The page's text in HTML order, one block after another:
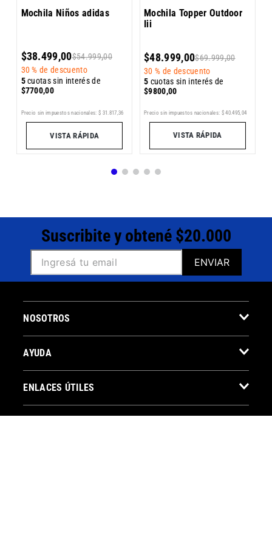
Mochila Niños adidas
$38.499,00$54.999,00
30 % de descuento
5cuotas sin interés de
$7700,00
Precio sin impuestos nacionales: $ 31 817 36
VISTA RÁPIDA
Mochila Topper Outdoor
Iii
$48.999,00$69.999,00
30 % de descuento
5 cuotas sin interés de
$9800,00
Precio sin impuestos nacionales: $ 40.495 04
VISTA RÁPIDA
Suscribite y obtené $20.000
ENVIAR
NOSOTROS
AYUDA
ENLACES ÚTILES